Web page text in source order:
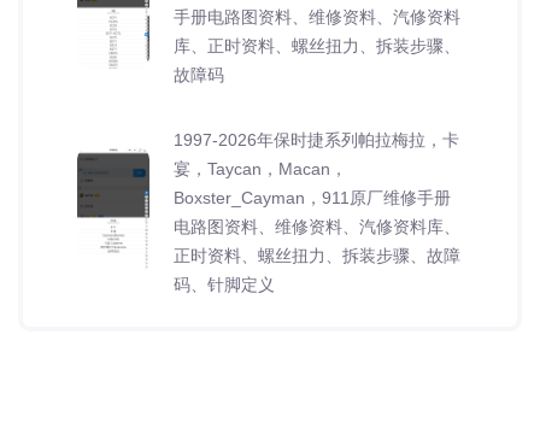
手册电路图资料、维修资料、汽修资料
库、正时资料、螺丝扭力、拆装步骤、
故障码
1997-2026年保时捷系列帕拉梅拉，卡
宴，Taycan，Macan，
Boxster_Cayman，911原厂维修手册
电路图资料、维修资料、汽修资料库、
正时资料、螺丝扭力、拆装步骤、故障
码、针脚定义